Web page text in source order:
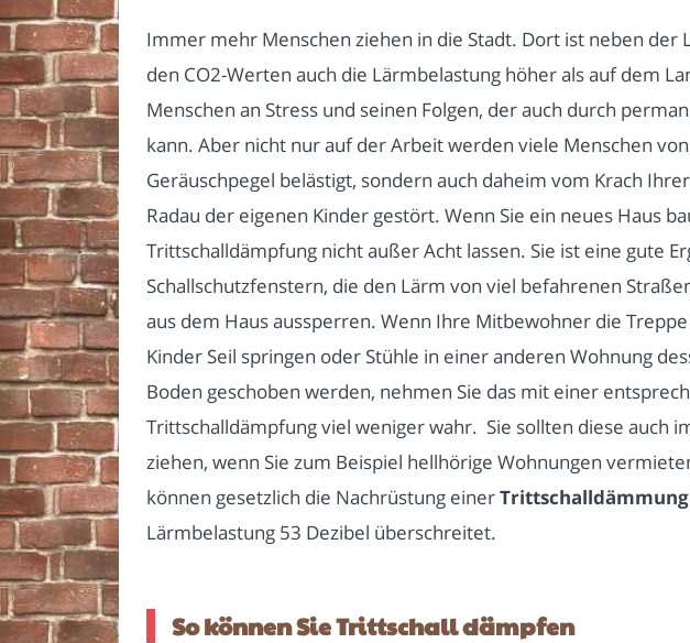
Immer mehr Menschen ziehen in die Stadt. Dort ist neben der
den CO2-Werten auch die Lärmbelastung höher als auf dem
Menschen an Stress und seinen Folgen, der auch durch
kann. Aber nicht nur auf der Arbeit werden viele Menschen
Geräuschpegel belästigt, sondern auch daheim vom Krach
Radau der eigenen Kinder gestört. Wenn Sie ein neues Haus
Trittschalldämpfung nicht außer Acht lassen. Sie ist eine gute
Schallschutzfenstern, die den Lärm von viel befahrenen
aus dem Haus aussperren. Wenn Ihre Mitbewohner die
Kinder Seil springen oder Stühle in einer anderen Wohnung
Boden geschoben werden, nehmen Sie das mit einer
Trittschalldämpfung viel weniger wahr. Sie sollten diese auch
ziehen, wenn Sie zum Beispiel hellhörige Wohnungen
können gesetzlich die Nachrüstung einerTrittschalldämmung
Lärmbelastung 53 Dezibel überschreitet.
So können Sie Trittschall dämpfen